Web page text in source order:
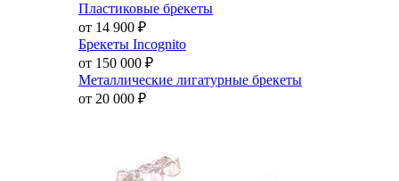
Пластиковые брекеты
от 14 900 ₽
Брекеты Incognito
от 150 000 ₽
Металлические лигатурные брекеты
от 20 000 ₽